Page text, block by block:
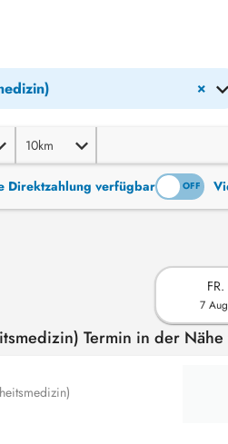
×
10km
Direktzahlung verfügbar
ON OFF
FR.
7
Termin in der